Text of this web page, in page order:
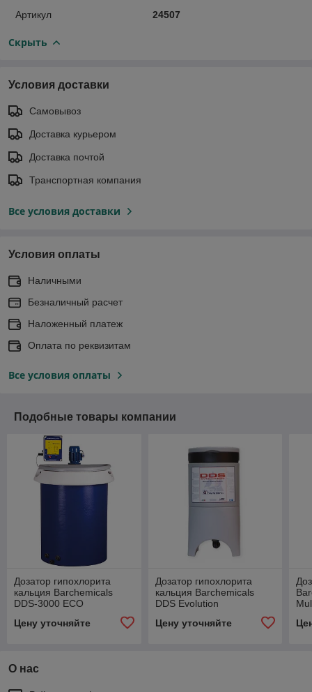
Артикул 24507
Скрыть
Условия доставки
Самовывоз
Доставка курьером
Доставка почтой
Транспортная компания
Все условия доставки
Условия оплаты
Наличными
Безналичный расчет
Наложенный платеж
Оплата по реквизитам
Все условия оплаты
Подобные товары компании
Дозатор гипохлорита
кальция Barchemicals
DDS-3000 ECO
Цену уточняйте
Дозатор гипохлорита
кальция Barchemicals
DDS Evolution
Цену уточняйте
О нас